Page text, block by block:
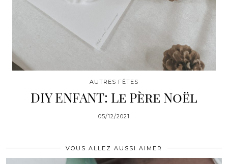
AUTRES FÊTES
DIY ENFANT: Le Père Noël
05/12/2021
VOUS ALLEZ AUSSI AIMER